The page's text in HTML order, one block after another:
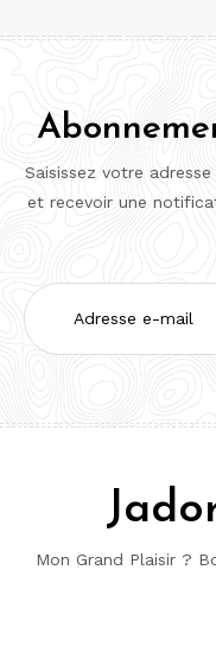
Saisissez votre
et recevoir une
Adresse
e-
mail
Mon Grand Plaisir ?